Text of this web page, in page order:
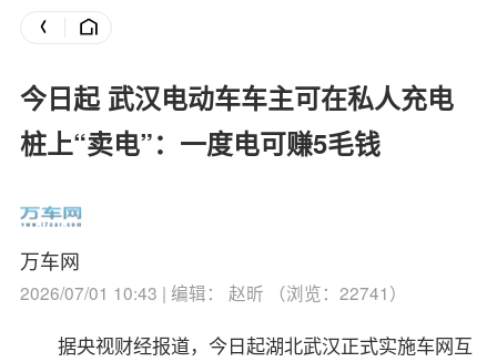
今日起 武汉电动车车主可在私人充电
桩上“卖电”：一度电可赚5毛钱
万车网
2026/07/01 10:43 | 编辑： 赵昕 （浏览：22741）
据央视财经报道，今日起湖北武汉正式实施车网互